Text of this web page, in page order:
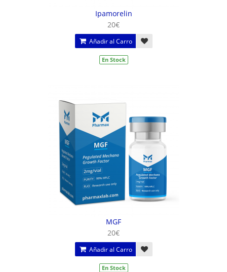
Ipamorelin
20€
Añadir al Carro
En Stock
MGF
20€
Añadir al Carro
En Stock